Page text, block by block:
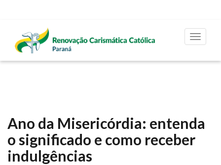
Toggle
Ano da Misericórdia: entenda
o significado e como receber
indulgências